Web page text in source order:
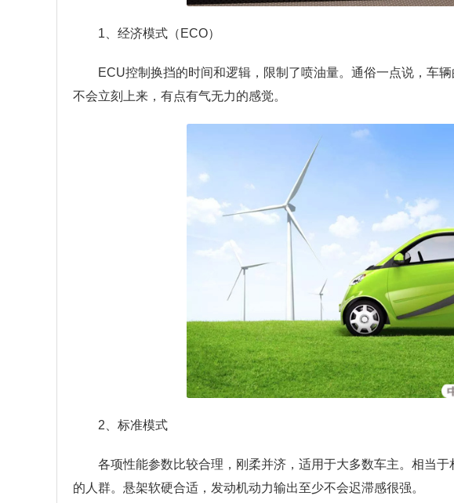
1、经济模式（ECO）
ECU控制换挡的时间和逻辑，限制了喷油量。通俗一点说，车
不会立刻上来，有点有气无力的感觉。
2、标准模式
各项性能参数比较合理，刚柔并济，适用于大多数车主。相当于
的人群。悬架软硬合适，发动机动力输出至少不会迟滞感很强。